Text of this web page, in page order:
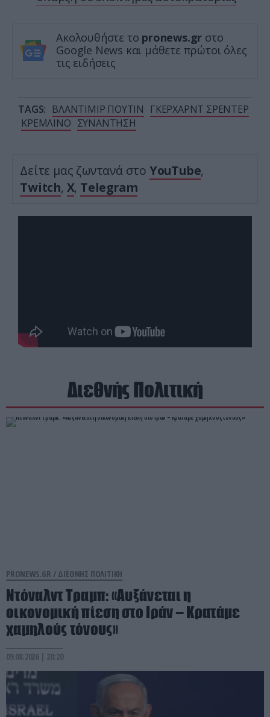
Ακολουθήστε το pronews.gr στο
Google News και μάθετε πρώτοι όλες
τις ειδήσεις
TAGS: ΒΛΑΝΤΙΜΙΡ ΠΟΥΤΙΝ
ΓΚΕΡΧΑΡΝΤ ΣΡΕΝΤΕΡ
ΚΡΕΜΛΙΝΟ ΣΥΝΑΝΤΗΣΗ
Δείτε μας ζωντανά στο YouTube,
Twitch, X, Telegram
Διεθνής Πολιτική
PRONEWS.GR / ΔΙΕΘΝΗΣ ΠΟΛΙΤΙΚΗ
Ντόναλντ Τραμπ: «Αυξάνεται η
οικονομική πίεση στο Ιράν – Κρατάμε
χαμηλούς τόνους»
09.08.2026 | 20:20